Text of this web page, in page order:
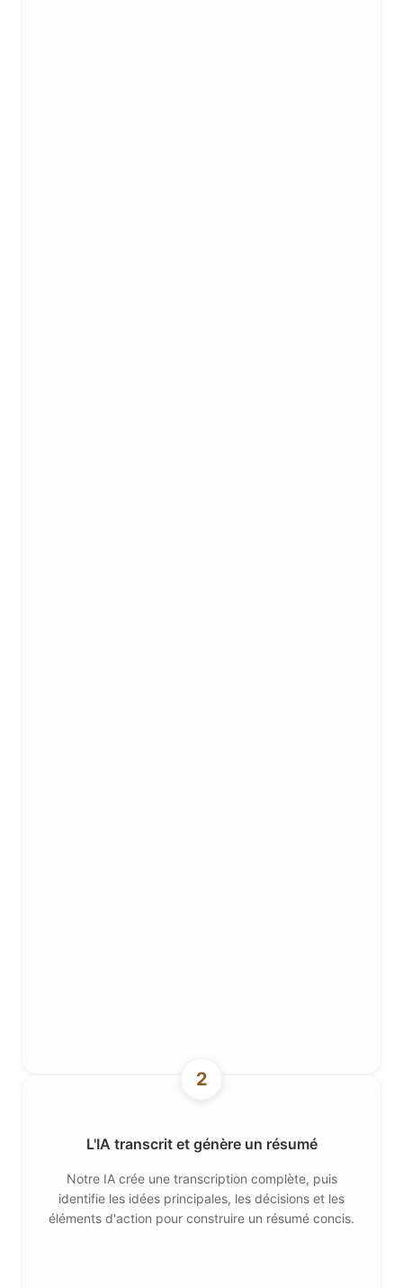
2
L'IA transcrit et génère un résumé
Notre IA crée une transcription complète, puis
identifie les idées principales, les décisions et les
éléments d'action pour construire un résumé concis.